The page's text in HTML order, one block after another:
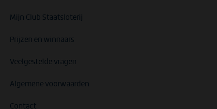
Mijn Club Staatsloterij
Prijzen en winnaars
Veelgestelde vragen
Algemene voorwaarden
Contact